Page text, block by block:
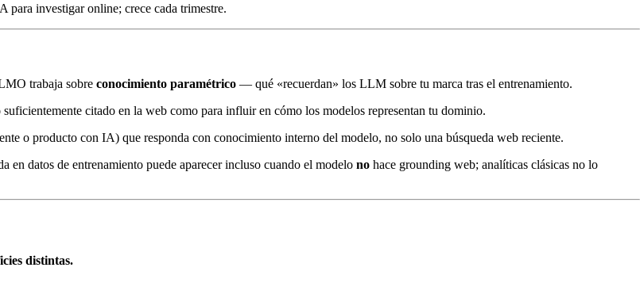
para investigar online; crece cada trimestre.
trabaja sobre conocimiento paramétrico — qué «recuerdan» los LLM sobre tu marca tras el entrenamiento.
suficientemente citado en la web como para influir en cómo los modelos representan tu dominio.
o producto con IA) que responda con conocimiento interno del modelo, no solo una búsqueda web reciente.
en datos de entrenamiento puede aparecer incluso cuando el modelo no hace grounding web; analíticas clásicas no lo
distintas.